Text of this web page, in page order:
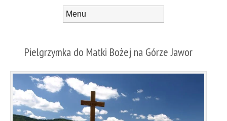
Pielgrzymka do Matki Bożej na Górze Jawor